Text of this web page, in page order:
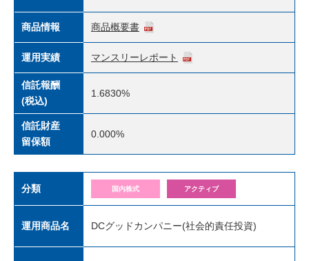
商品情報 商品概要書
運用実績 マンスリーレポート
信託報酬
(税込)
1.6830%
信託財産
留保額
0.000%
分類 国内株式 アクティブ
運用商品名 DCグッドカンパニー(社会的責任投資)